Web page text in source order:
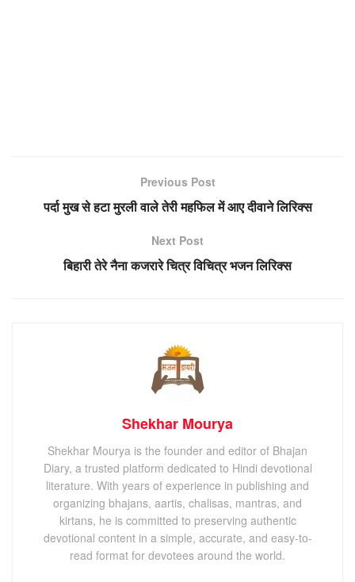
Previous Post
पर्दा मुख से हटा मुरली वाले तेरी महफिल में आए दीवाने लिरिक्स
Next Post
बिहारी तेरे नैना कजरारे चित्र विचित्र भजन लिरिक्स
Shekhar Mourya
Shekhar Mourya is the founder and editor of Bhajan
Diary, a trusted platform dedicated to Hindi devotional
literature. With years of experience in publishing and
organizing bhajans, aartis, chalisas, mantras, and
kirtans, he is committed to preserving authentic
devotional content in a simple, accurate, and easy-to-
read format for devotees around the world.